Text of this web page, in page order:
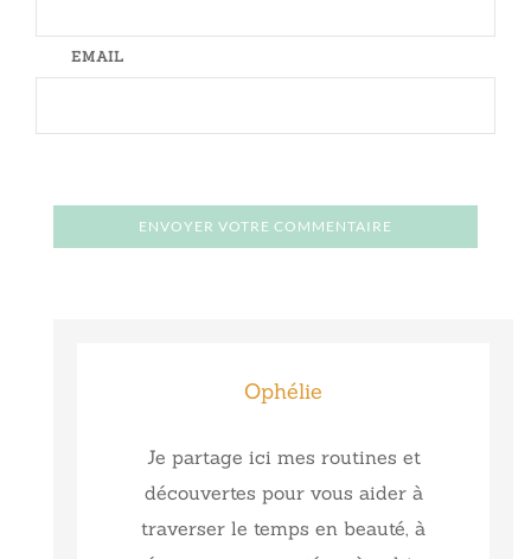
EMAIL
Ophélie
Je partage ici mes routines et
découvertes pour vous aider à
traverser le temps en beauté, à